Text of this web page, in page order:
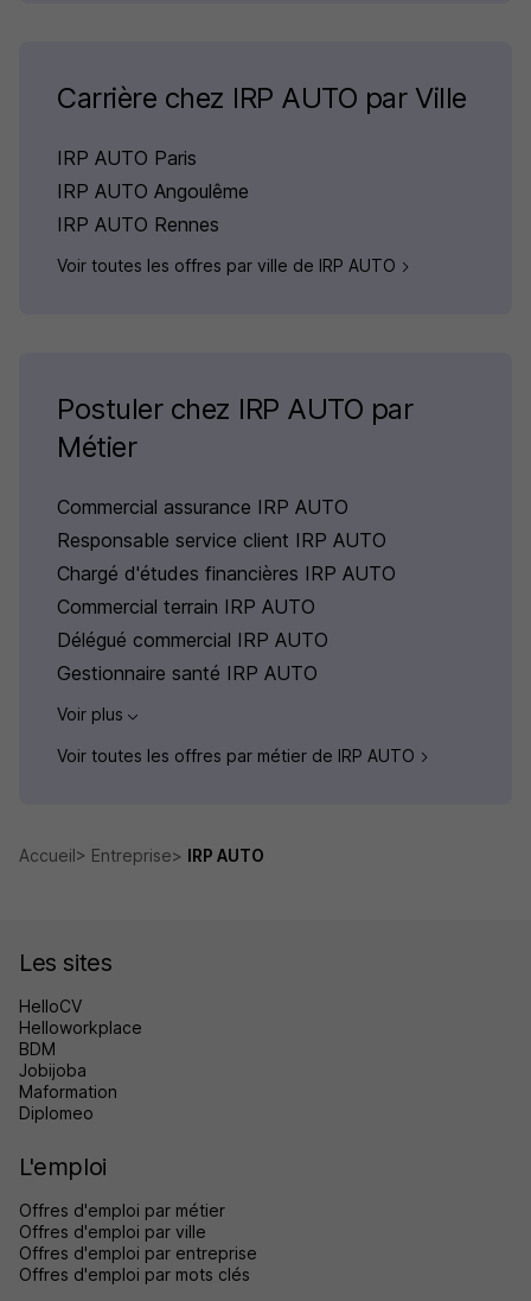
Carrière chez IRP AUTO par Ville
IRP AUTO Paris
IRP AUTO Angoulême
IRP AUTO Rennes
Voir toutes les offres par ville de IRP AUTO
Postuler chez IRP AUTO par
Métier
Commercial assurance IRP AUTO
Responsable service client IRP AUTO
Chargé d'études financières IRP AUTO
Commercial terrain IRP AUTO
Délégué commercial IRP AUTO
Gestionnaire santé IRP AUTO
Voir plus
Voir toutes les offres par métier de IRP AUTO
Accueil Entreprise IRP AUTO
Les sites
HelloCV
Helloworkplace
BDM
Jobijoba
Maformation
Diplomeo
L'emploi
Offres d'emploi par métier
Offres d'emploi par ville
Offres d'emploi par entreprise
Offres d'emploi par mots clés